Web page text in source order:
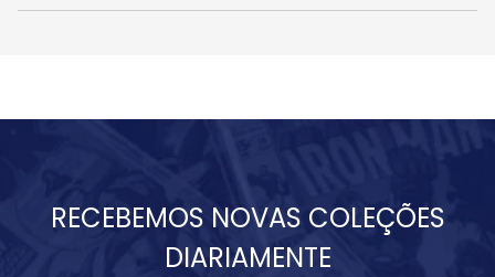
RECEBEMOS NOVAS COLEÇÕES
DIARIAMENTE